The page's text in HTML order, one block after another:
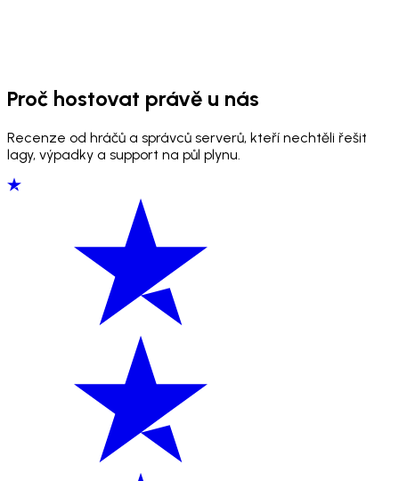
Proč hostovat právě u nás
Recenze od hráčů a správců serverů, kteří nechtěli řešit
lagy, výpadky a support na půl plynu.